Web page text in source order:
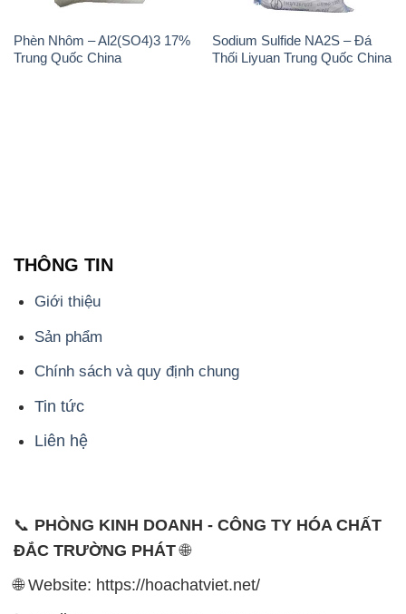
Phèn Nhôm – Al2(SO4)3 17%
Trung Quốc China
Sodium Sulfide NA2S – Đá
Thối Liyuan Trung Quốc China
THÔNG TIN
Giới thiệu
Sản phẩm
Chính sách và quy định chung
Tin tức
Liên hệ
📞 PHÒNG KINH DOANH - CÔNG TY HÓA CHẤT
ĐẮC TRƯỜNG PHÁT🌐
🌐 Website: https://hoachatviet.net/